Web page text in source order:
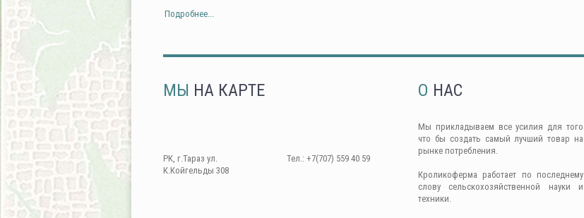
Подробнее...
МЫ НА КАРТЕ
РК, г.Тараз ул.
К.Койгельды 308
Тел.: +7(707) 559 40 59
О НАС
Мы прикладываем все усилия для того
что бы создать самый лучший товар на
рынке потребления.
Кроликоферма работает по последнему
слову сельскохозяйственной науки и
техники.